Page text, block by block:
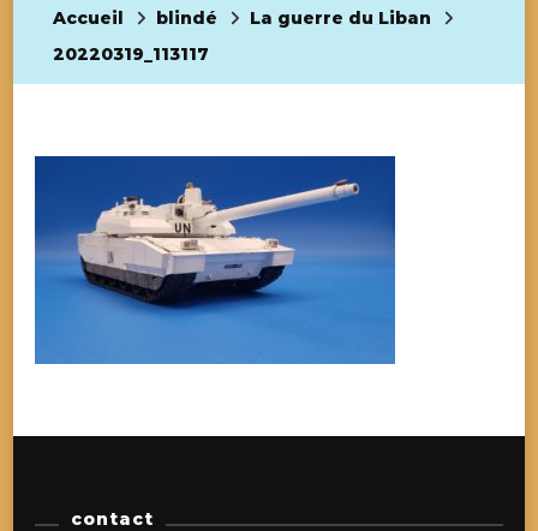
Accueil blindé
La guerre du Liban
20220319_113117
contact